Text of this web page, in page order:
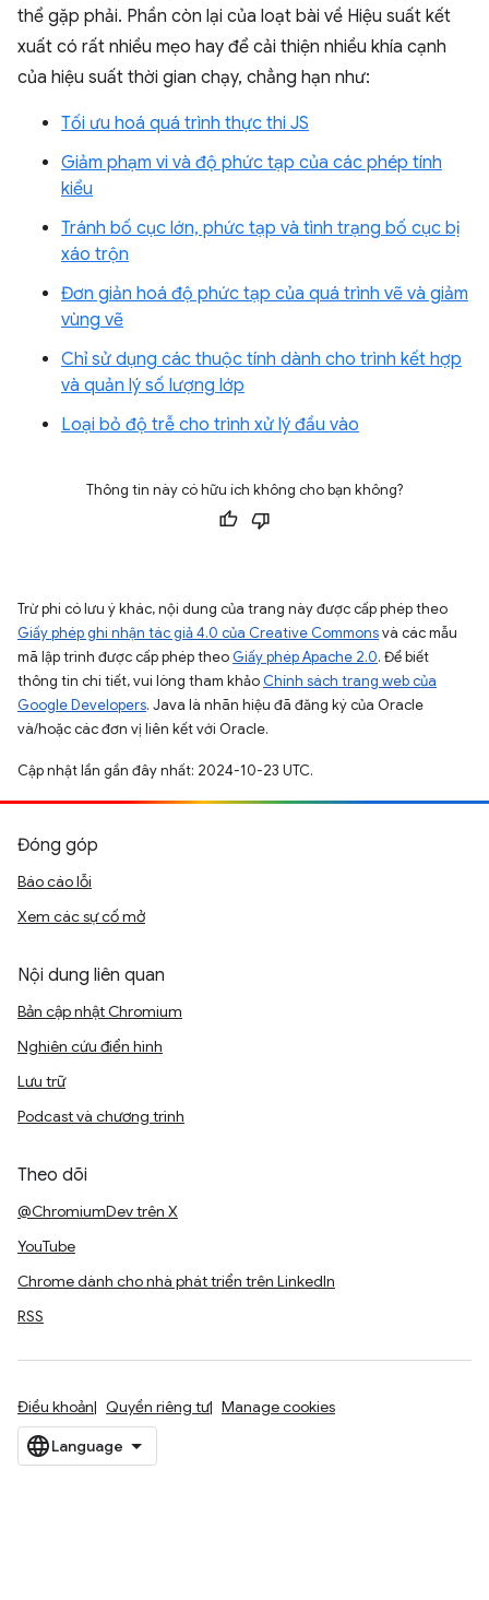
thể gặp phải. Phần còn lại của loạt bài về Hiệu suất kết
xuất có rất nhiều mẹo hay để cải thiện nhiều khía cạnh
của hiệu suất thời gian chạy, chẳng hạn như:
Tối ưu hoá quá trình thực thi JS
Giảm phạm vi và độ phức tạp của các phép tính
kiểu
Tránh bố cục lớn, phức tạp và tình trạng bố cục bị
xáo trộn
Đơn giản hoá độ phức tạp của quá trình vẽ và giảm
vùng vẽ
Chỉ sử dụng các thuộc tính dành cho trình kết hợp
và quản lý số lượng lớp
Loại bỏ độ trễ cho trình xử lý đầu vào
Thông tin này có hữu ích không cho bạn không?
Trừ phi có lưu ý khác, nội dung của trang này được cấp phép theo
Giấy phép ghi nhận tác giả 4.0 của Creative Commonsvà các mẫu
mã lập trình được cấp phép theo Giấy phép Apache 2.0. Để biết
thông tin chi tiết, vui lòng tham khảo Chính sách trang web của
Google Developers. Java là nhãn hiệu đã đăng ký của Oracle
và/hoặc các đơn vị liên kết với Oracle.
Cập nhật lần gần đây nhất: 2024-10-23 UTC.
Đóng góp
Báo cáo lỗi
Xem các sự cố mở
Nội dung liên quan
Bản cập nhật Chromium
Nghiên cứu điển hình
Lưu trữ
Podcast và chương trình
Theo dõi
@ChromiumDev trên X
YouTube
Chrome dành cho nhà phát triển trên LinkedIn
RSS
Điều khoản Quyền riêng tư Manage cookies